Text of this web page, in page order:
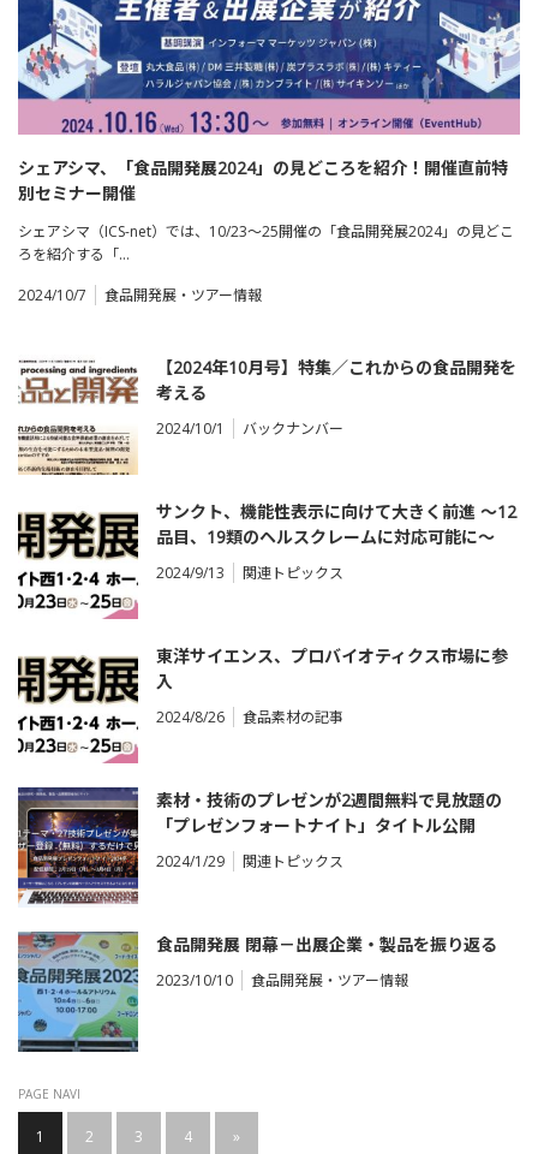
シェアシマ、「食品開発展2024」の見どころを紹介！開催直前特
別セミナー開催
シェアシマ（ICS-net）では、10/23～25開催の「食品開発展2024」の見どこ
ろを紹介する「…
2024/10/7
食品開発展・ツアー情報
【2024年10月号】特集／これからの食品開発を
考える
2024/10/1 バックナンバー
サンクト、機能性表示に向けて大きく前進 ～12
品目、19類のヘルスクレームに対応可能に～
2024/9/13 関連トピックス
東洋サイエンス、プロバイオティクス市場に参
入
2024/8/26 食品素材の記事
素材・技術のプレゼンが2週間無料で見放題の
「プレゼンフォートナイト」タイトル公開
2024/1/29 関連トピックス
食品開発展 閉幕－出展企業・製品を振り返る
2023/10/10 食品開発展・ツアー情報
PAGE NAVI
1 2 3 4 »